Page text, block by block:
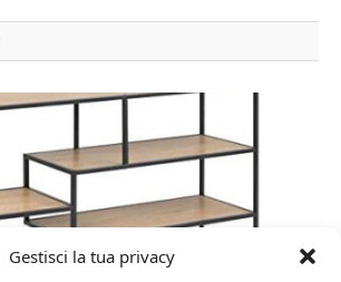
Gestisci la tua privacy